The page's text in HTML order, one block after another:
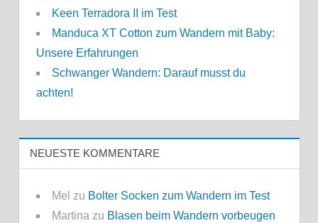
Keen Terradora II im Test
Manduca XT Cotton zum Wandern mit Baby:
Unsere Erfahrungen
Schwanger Wandern: Darauf musst du
achten!
NEUESTE KOMMENTARE
Mel zu Bolter Socken zum Wandern im Test
Martina zu Blasen beim Wandern vorbeugen